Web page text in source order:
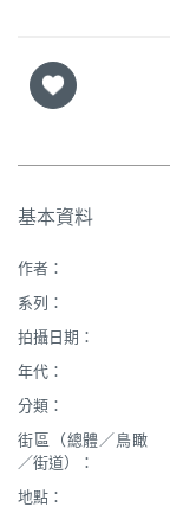
基本資料
作者：
系列：
拍攝日期：
年代：
分類：
街區（總體／鳥瞰
／街道）：
地點：